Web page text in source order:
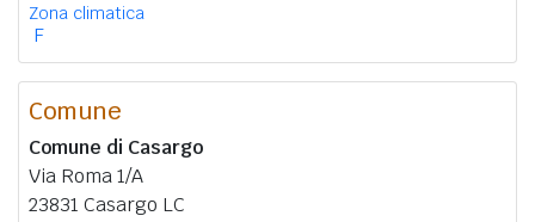
Zona climatica
F
Comune
Comune di Casargo
Via Roma 1/A
23831 Casargo LC